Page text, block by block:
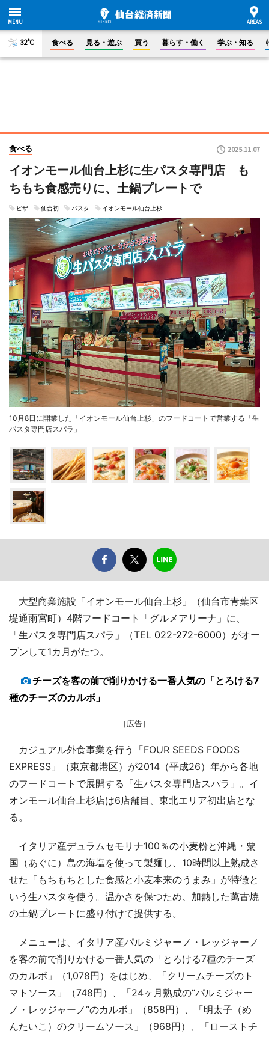
32°C 食べる 見る・遊ぶ 買う 暮らす・働く 学ぶ・知る
食べる 2025.11.07
イオンモール仙台上杉に生パスタ専門店 も
ちもち食感売りに、土鍋プレートで
ピザ 仙台初 パスタ イオンモール仙台上杉
10月8日に開業した「イオンモール仙台上杉」のフードコートで営業する「生
パスタ専門店スパラ」
大型商業施設「イオンモール仙台上杉」（仙台市青葉区
堤通雨宮町）4階フードコート「グルメアリーナ」に、
「生パスタ専門店スパラ」（TEL 022-272-6000）がオー
プンして1カ月がたつ。
チーズを客の前で削りかける一番人気の「とろける7
種のチーズのカルボ」
［広告］
カジュアル外食事業を行う「FOUR SEEDS FOODS
EXPRESS」（東京都港区）が2014（平成26）年から各地
のフードコートで展開する「生パスタ専門店スパラ」。イ
オンモール仙台上杉店は6店舗目、東北エリア初出店とな
る。
イタリア産デュラムセモリナ100％の小麦粉と沖縄・粟
国（あぐに）島の海塩を使って製麺し、10時間以上熟成さ
せた「もちもちとした食感と小麦本来のうまみ」が特徴と
いう生パスタを使う。温かさを保つため、加熱した萬古焼
の土鍋プレートに盛り付けて提供する。
メニューは、イタリア産パルミジャーノ・レッジャーノ
を客の前で削りかける一番人気の「とろける7種のチーズ
のカルボ」（1,078円）をはじめ、「クリームチーズのト
マトソース」（748円）、「24ヶ月熟成の“パルミジャー
ノ・レッジャーノ“のカルボ」（858円）、「明太子（め
んたいこ）のクリームソース」（968円）、「ローストチ